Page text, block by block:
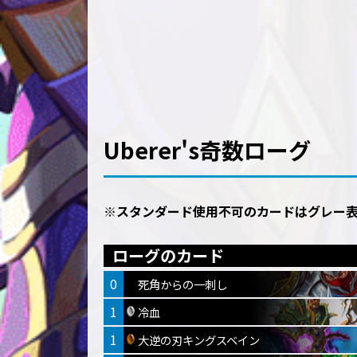
Uberer's奇数ローグ
※スタンダード使用不可のカードはグレー
ローグのカード
0 死角からの一刺し
1 冷血
1 大逆の刃キングスベイン